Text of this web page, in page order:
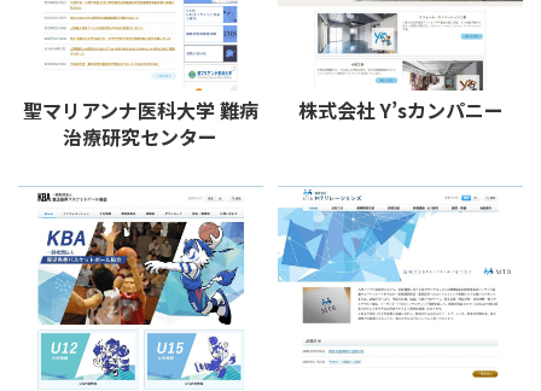
聖マリアンナ医科大学 難病
治療研究センター
株式会社 Y’sカンパニー